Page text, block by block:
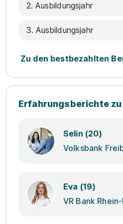
2. Ausbildungsjahr
3. Ausbildungsjahr
Zu den bestbezahlten
Erfahrungsberichte
Selin (20)
Volksbank
Eva (19)
VR Bank